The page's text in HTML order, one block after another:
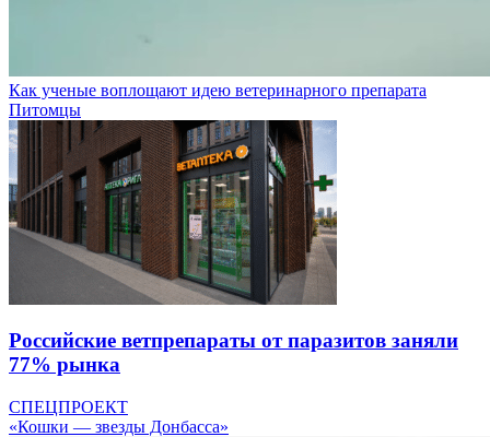
Как ученые воплощают идею ветеринарного препарата
Питомцы
Российские ветпрепараты от паразитов заняли
77% рынка
СПЕЦПРОЕКТ
«Кошки — звезды Донбасса»